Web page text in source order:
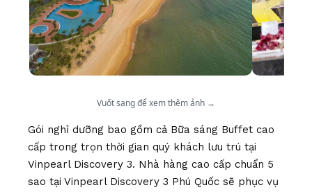
Vuốt sang để xem thêm ảnh →
Gói nghỉ dưỡng bao gồm cả Bữa sáng Buffet cao
cấp trong trọn thời gian quý khách lưu trú tại
Vinpearl Discovery 3. Nhà hàng cao cấp chuẩn 5
sao tại Vinpearl Discovery 3 Phú Quốc sẽ phục vụ